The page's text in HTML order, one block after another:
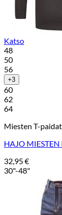
Katso
48
50
56
+3
60
62
64
Miesten T-paidat
HAJO
32,95€
30"-48"